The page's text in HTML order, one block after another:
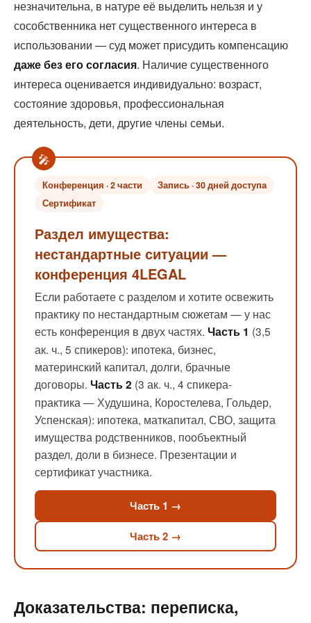
незначительна, в натуре её выделить нельзя и у
сособственника нет существенного интереса в
использовании — суд может присудить компенсацию
даже без его согласия. Наличие существенного
интереса оценивается индивидуально: возраст,
состояние здоровья, профессиональная
деятельность, дети, другие члены семьи.
Конференция · 2 части
Запись · 30 дней доступа
Сертификат
Раздел имущества:
нестандартные ситуации —
конференция 4LEGAL
Если работаете с разделом и хотите освежить
практику по нестандартным сюжетам — у нас
есть конференция в двух частях. Часть 1 (3,5
ак. ч., 5 спикеров): ипотека, бизнес,
материнский капитал, долги, брачные
договоры. Часть 2 (3 ак. ч., 4 спикера-
практика — Худушина, Коростелева, Гольдер,
Успенская): ипотека, маткапитал, СВО, защита
имущества родственников, пообъектный
раздел, доли в бизнесе. Презентации и
сертификат участника.
Часть 1 →
Часть 2 →
Доказательства: переписка,